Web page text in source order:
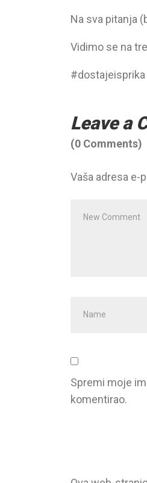
Na sva pitanja
Vidimo se na
Leave a
(0 Comments)
Vaša adresa e-
comment*
and
name
Spremi moje
komentirao.